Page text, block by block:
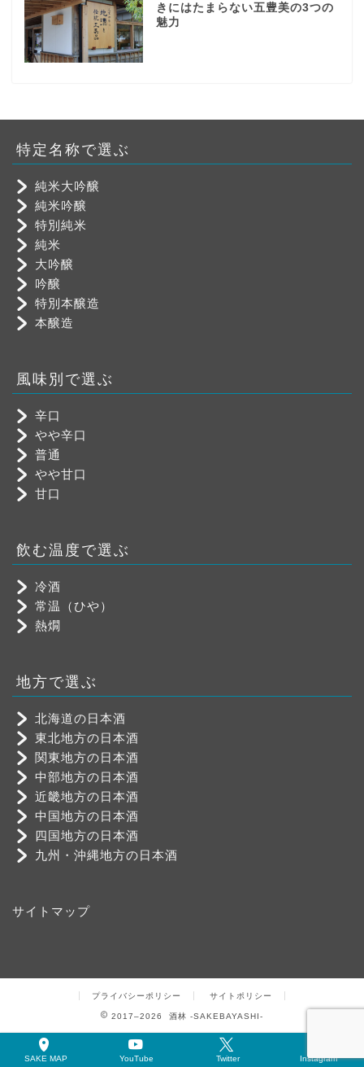
きにはたまらない五豊美の3つの
魅力
特定名称で選ぶ
純米大吟醸
純米吟醸
特別純米
純米
大吟醸
吟醸
特別本醸造
本醸造
風味別で選ぶ
辛口
やや辛口
普通
やや甘口
甘口
飲む温度で選ぶ
冷酒
常温（ひや）
熱燗
地方で選ぶ
北海道の日本酒
東北地方の日本酒
関東地方の日本酒
中部地方の日本酒
近畿地方の日本酒
中国地方の日本酒
四国地方の日本酒
九州・沖縄地方の日本酒
サイトマップ
プライバシーポリシー サイトポリシー
2017–2026 酒林 -SAKEBAYASHI-
SAKE MAP YouTube Twitter Instagram